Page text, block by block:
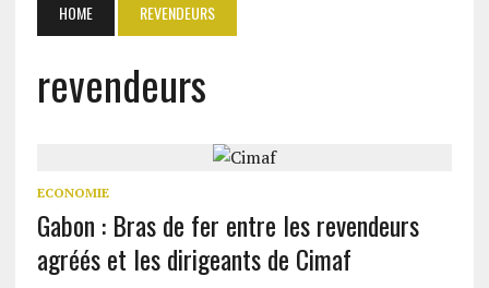
HOME REVENDEURS
revendeurs
ECONOMIE
Gabon : Bras de fer entre les revendeurs
agréés et les dirigeants de Cimaf